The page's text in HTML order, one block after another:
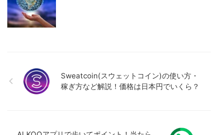
Sweatcoin(スウェットコイン)の使い方・
稼ぎ方など解説！価格は日本円でいくら？